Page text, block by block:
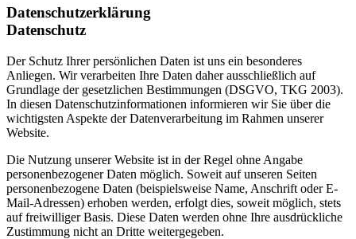
Datenschutzerklärung
Datenschutz
Der Schutz Ihrer persönlichen Daten ist uns ein besonderes
Anliegen. Wir verarbeiten Ihre Daten daher ausschließlich auf
Grundlage der gesetzlichen Bestimmungen (DSGVO, TKG 2003).
In diesen Datenschutzinformationen informieren wir Sie über die
wichtigsten Aspekte der Datenverarbeitung im Rahmen unserer
Website.
Die Nutzung unserer Website ist in der Regel ohne Angabe
personenbezogener Daten möglich. Soweit auf unseren Seiten
personenbezogene Daten (beispielsweise Name, Anschrift oder E-
Mail-Adressen) erhoben werden, erfolgt dies, soweit möglich, stets
auf freiwilliger Basis. Diese Daten werden ohne Ihre ausdrückliche
Zustimmung nicht an Dritte weitergegeben.